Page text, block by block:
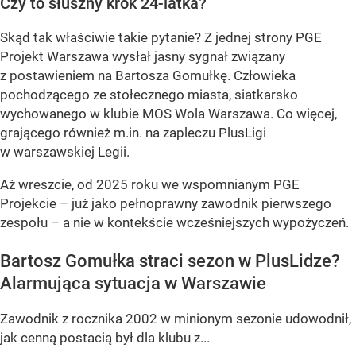
Skąd tak właściwie takie pytanie? Z jednej strony PGE
Projekt Warszawa wysłał jasny sygnał związany
z postawieniem na Bartosza Gomułkę. Człowieka
pochodzącego ze stołecznego miasta, siatkarsko
wychowanego w klubie MOS Wola Warszawa. Co więcej,
grającego również m.in. na zapleczu PlusLigi
w warszawskiej Legii.
Aż wreszcie, od 2025 roku we wspomnianym PGE
Projekcie – już jako pełnoprawny zawodnik pierwszego
zespołu – a nie w kontekście wcześniejszych wypożyczeń.
Bartosz Gomułka straci sezon w PlusLidze?
Alarmująca sytuacja w Warszawie
Zawodnik z rocznika 2002 w minionym sezonie udowodnił,
jak cenną postacią był dla klubu z...